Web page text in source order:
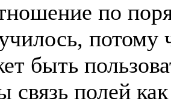
по
потому
быть
связь полей